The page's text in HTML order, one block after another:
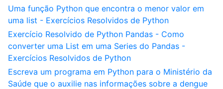
Uma função Python que encontra o menor valor em
uma list - Exercícios Resolvidos de Python
Exercício Resolvido de Python Pandas - Como
converter uma List em uma Series do Pandas -
Exercícios Resolvidos de Python
Escreva um programa em Python para o Ministério da
Saúde que o auxilie nas informações sobre a dengue